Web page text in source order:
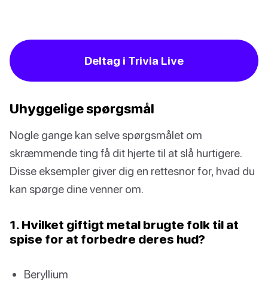
Deltag i Trivia Live
Uhyggelige spørgsmål
Nogle gange kan selve spørgsmålet om
skræmmende ting få dit hjerte til at slå hurtigere.
Disse eksempler giver dig en rettesnor for, hvad du
kan spørge dine venner om.
1. Hvilket giftigt metal brugte folk til at
spise for at forbedre deres hud?
Beryllium